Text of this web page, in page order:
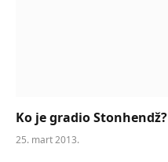
Ko je gradio Stonhendž?
25. mart 2013.